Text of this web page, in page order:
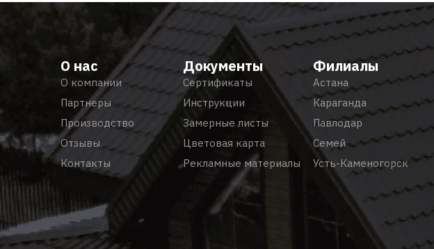
О нас
О компании
Партнеры
Производство
Отзывы
Контакты
Документы
Сертификаты
Инструкции
Замерные листы
Цветовая карта
Рекламные материалы
Филиалы
Астана
Караганда
Павлодар
Семей
Усть-Каменогорск